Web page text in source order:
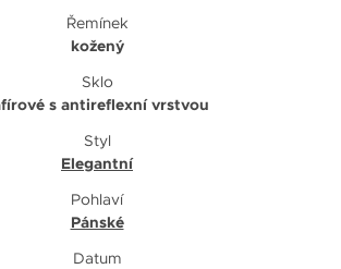
Řemínek
kožený
Sklo
s antireflexní vrstvou
Styl
Elegantní
Pohlaví
Pánské
Datum